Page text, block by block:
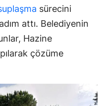
sürecini
attı. Belediyenin
Hazine
çözüme